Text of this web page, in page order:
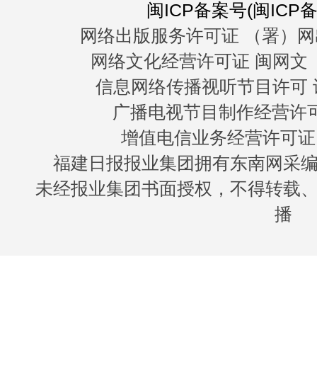
闽ICP备案号(闽ICP
网络出版服务许可证 （署）
网络文化经营许可证 闽网文
信息网络传播视听节目许可
广播电视节目制作经营许
增值电信业务经营许可
福建日报报业集团拥有东南网采
未经报业集团书面授权，不得转载
播